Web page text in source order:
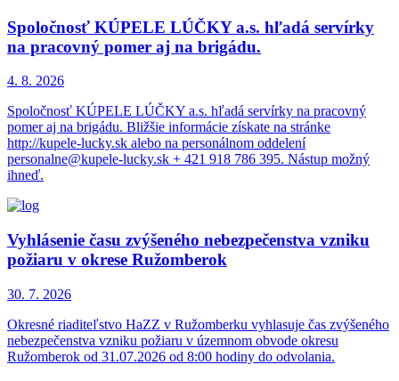
Spoločnosť KÚPELE LÚČKY a.s. hľadá servírky
na pracovný pomer aj na brigádu.
4. 8. 2026
Spoločnosť KÚPELE LÚČKY a.s. hľadá servírky na pracovný
pomer aj na brigádu. Bližšie informácie získate na stránke
http://kupele-lucky.sk alebo na personálnom oddelení
personalne@kupele-lucky.sk + 421 918 786 395. Nástup možný
ihneď.
Vyhlásenie času zvýšeného nebezpečenstva vzniku
požiaru v okrese Ružomberok
30. 7. 2026
Okresné riaditeľstvo HaZZ v Ružomberku vyhlasuje čas zvýšeného
nebezpečenstva vzniku požiaru v územnom obvode okresu
Ružomberok od 31.07.2026 od 8:00 hodiny do odvolania.